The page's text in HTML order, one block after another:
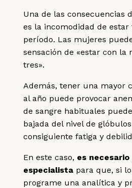
Una de las consecuencias
es la incomodidad de
período. Las mujeres
sensación de «estar con la
tres».
Además, tener una mayor
al año puede provocar
de sangre habituales
bajada del nivel de
consiguiente fatiga y
En este caso, es
especialista para que, si
programe una analítica y